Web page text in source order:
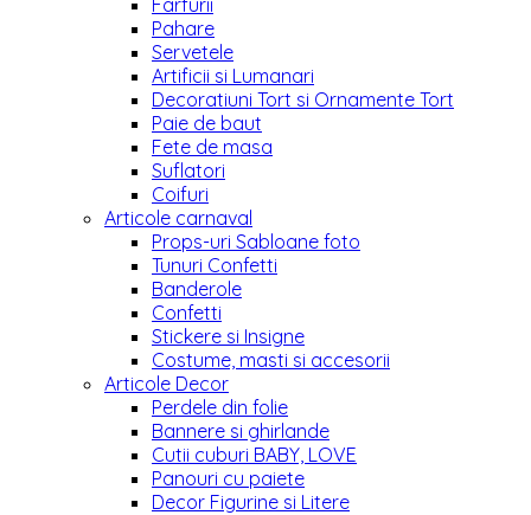
Farfurii
Pahare
Servetele
Artificii si Lumanari
Decoratiuni Tort si Ornamente Tort
Paie de baut
Fete de masa
Suflatori
Coifuri
Articole carnaval
Props-uri Sabloane foto
Tunuri Confetti
Banderole
Confetti
Stickere si Insigne
Costume, masti si accesorii
Articole Decor
Perdele din folie
Bannere si ghirlande
Cutii cuburi BABY, LOVE
Panouri cu paiete
Decor Figurine si Litere